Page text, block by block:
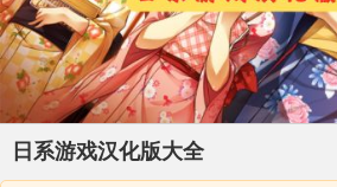
日系游戏汉化版大全